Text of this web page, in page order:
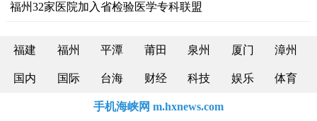
福州32家医院加入省检验医学专科联盟
福建 福州 平潭 莆田 泉州 厦门 漳州
国内 国际 台海 财经 科技 娱乐 体育
手机海峡网 m.hxnews.com